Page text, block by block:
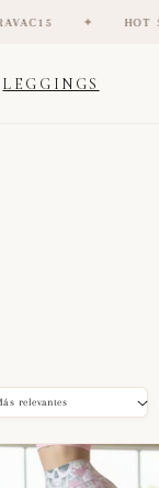
SALE | 15% DE
LEGGINGS